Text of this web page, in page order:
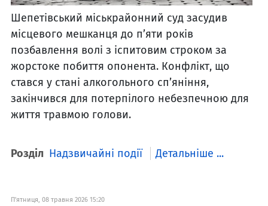
Шепетівський міськрайонний суд засудив
місцевого мешканця до п’яти років
позбавлення волі з іспитовим строком за
жорстоке побиття опонента. Конфлікт, що
стався у стані алкогольного сп’яніння,
закінчився для потерпілого небезпечною для
життя травмою голови.
Розділ Надзвичайні події Детальніше ...
П'ятниця, 08 травня 2026 15:20